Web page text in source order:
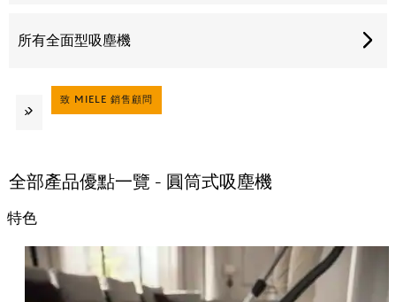
所有全面型吸塵機
致 MIELE 銷售顧問
全部產品優點一覽 - 圓筒式吸塵機
特色